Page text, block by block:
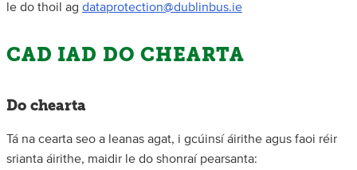
le do thoil ag dataprotection@dublinbus.ie
CAD IAD DO CHEARTA
Do chearta
Tá na cearta seo a leanas agat, i gcúinsí áirithe agus faoi réir
srianta áirithe, maidir le do shonraí pearsanta: